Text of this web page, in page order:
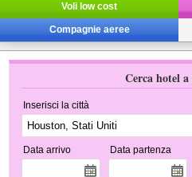
Voli low cost
Compagnie aeree
Cerca hotel
Inserisci la città
Data arrivo Data partenza